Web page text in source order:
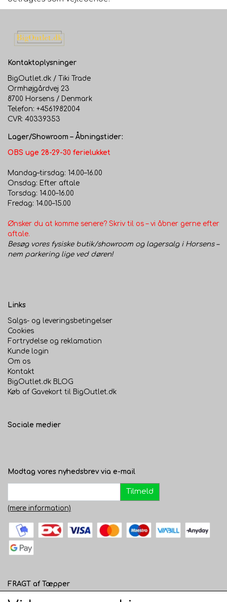
Kontaktoplysninger
BigOutlet.dk / Tiki Trade
Ormhøjgårdvej 23
8700 Horsens / Denmark
Telefon: +4561982004
CVR: 40339353
Lager/Showroom – Åbningstider:
OBS uge 28-29-30 ferielukket
Mandag–tirsdag: 14.00–16.00
Onsdag: Efter aftale
Torsdag: 14.00–16.00
Fredag: 14.00–15.00
Ønsker du at komme senere? Skriv til os – vi åbner gerne efter
aftale.
Besøg vores fysiske butik/showroom og lagersalg i Horsens –
nem parkering lige ved døren!
Links
Salgs- og leveringsbetingelser
Cookies
Fortrydelse og reklamation
Kunde login
Om os
Kontakt
BigOutlet.dk BLOG
Køb af Gavekort til BigOutlet.dk
Sociale medier
Modtag vores nyhedsbrev via e-mail
Tilmeld
(mere information)
FRAGT af Tæpper
1 - 120 cm bred - 49 kr. til pakkeshop eller 82 kr.